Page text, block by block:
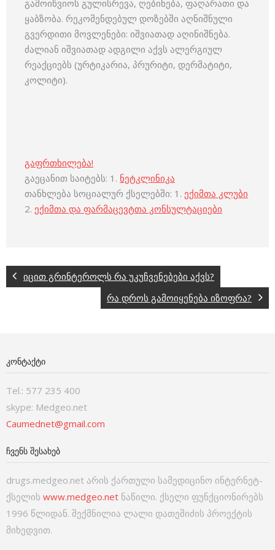
გამოიწვიოს გულისრევა, ღებინება, ფაღარათი და
ყაბზობა. რეკომენდებულ დოზებში აღნიშნული
გვერდითი მოვლენები: იშვიათად აღინიშნება.
ძალიან იშვიათად ადგილი აქვს ალერგიულ
რეაქციებს (ურტიკარია, პრურიტი, დერმატიტი,
კოლიტი).
გაფრთხილება!
გაეცანით საიტებს: 1. ნეტკლინიკა
თანხლება სოციალურ ქსელებში: 1. ექიმთა კლუბი
2. ექიმთა და ფარმაცევტთა კონსულტაციები
იცით გრინტეროლს რა უკუჩვენებები აქვს?
რა დროს გამოიყენება იზოფრა?
ᲙᲝᲜᲢᲐᲥᲢᲘ
Tel.: 577 235 400
skype: Medgeo.net
Caumednet@gmail.com
ᲩᲕᲔᲜᲡ ᲨᲔᲡᲐᲮᲔᲑ
drugs.medgeo.net არის ქართული სამედიცინო ინტერნეტ-
ქსელის www.medgeo.net ნაწილი. ქსელი ფუნქციონირებს
1996 წლიდან. შექმნილია ლალი დათეშიძის პროექტის
მიხედვით.